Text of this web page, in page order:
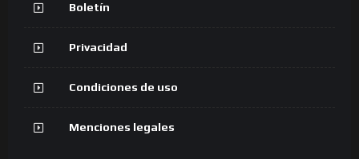
Boletín
Privacidad
Condiciones de uso
Menciones legales